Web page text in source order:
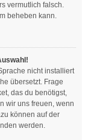
vermutlich falsch.
beheben kann.
nicht installiert
übersetzt. Frage
das du benötigst,
wir uns freuen, wenn
können auf der
werden.